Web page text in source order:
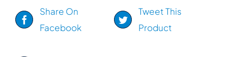
Share On
Facebook
Tweet This
Product